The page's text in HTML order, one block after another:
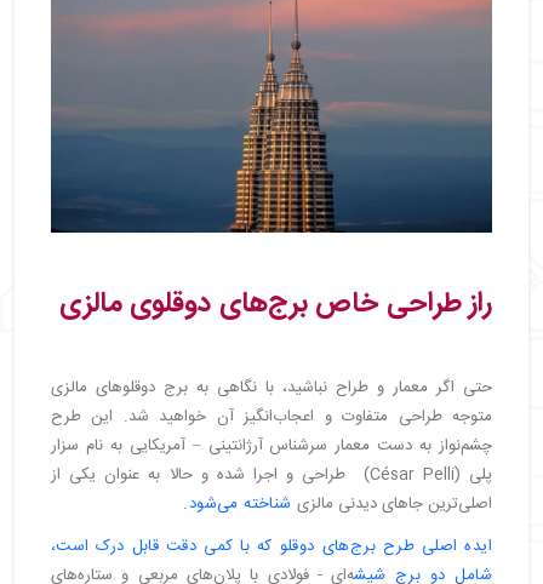
راز طراحی خاص برج‌های دوقلوی مالزی
حتی اگر معمار و طراح نباشید، با نگاهی به برج دوقلوهای مالزی
متوجه طراحی متفاوت و اعجاب‌انگیز آن خواهید شد. این طرح
چشم‌نواز به دست معمار سرشناس آرژانتینی – آمریکایی به نام سزار
پلی (César Pelli) طراحی و اجرا شده و حالا به عنوان یکی از
اصلی‌ترین جاهای دیدنی مالزی شناخته می‌شود.
ایده اصلی طرح برج‌های دوقلو که با کمی دقت قابل درک است،
شامل دو برج شیشه‌ای - فولادی با پلان‌های مربعی و ستاره‌های